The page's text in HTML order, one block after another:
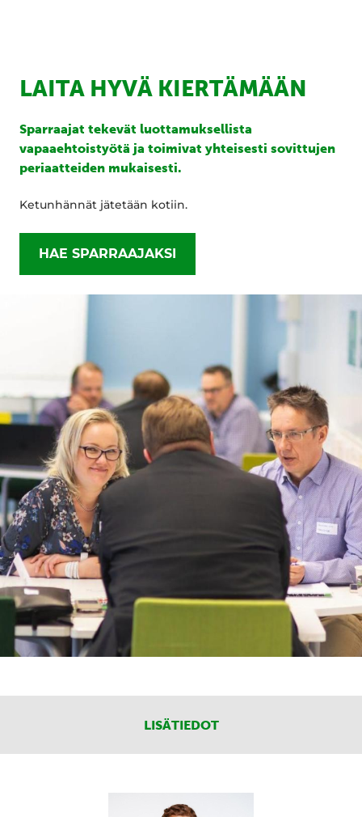
LAITA HYVÄ KIERTÄMÄÄN
Sparraajat tekevät luottamuksellista
vapaaehtoistyötä ja toimivat yhteisesti sovittujen
periaatteiden mukaisesti.
Ketunhännät jätetään kotiin.
HAE SPARRAAJAKSI
LISÄTIEDOT